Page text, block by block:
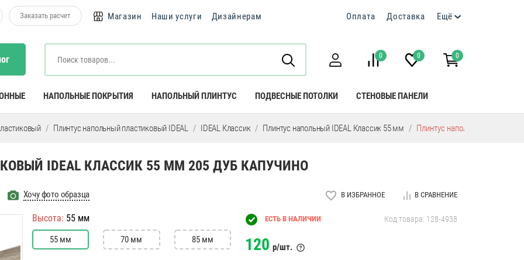
Заказать расчет Магазин Наши услуги Дизайнерам Оплата Доставка Ещё
0 0 0
НАПОЛЬНЫЕ ПОКРЫТИЯ НАПОЛЬНЫЙ ПЛИНТУС ПОДВЕСНЫЕ ПОТОЛКИ СТЕНОВЫЕ ПАНЕЛИ
Плинтус напольный пластиковый IDEAL IDEAL Классик Плинтус напольный IDEAL Классик 55 мм Плинтус напольный
IDEAL КЛАССИК 55 ММ 205 ДУБ КАПУЧИНО
Хочу фото образца В ИЗБРАННОЕ В СРАВНЕНИЕ
Высота: 55 мм
55 мм 70 мм 85 мм
ЕСТЬ В НАЛИЧИИ Код товара: 128-4938
120 р/шт.